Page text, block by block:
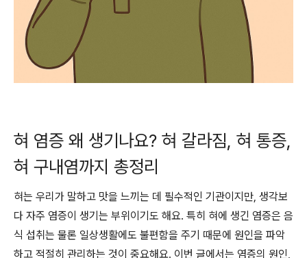
혀 염증 왜 생기나요? 혀 갈라짐, 혀 통증,
혀 구내염까지 총정리
혀는 우리가 말하고 맛을 느끼는 데 필수적인 기관이지만, 생각보
다 자주 염증이 생기는 부위이기도 해요. 특히 혀에 생긴 염증은 음
식 섭취는 물론 일상생활에도 불편함을 주기 때문에 원인을 파악
하고 적절히 관리하는 것이 중요해요. 이번 글에서는 염증의 원인,